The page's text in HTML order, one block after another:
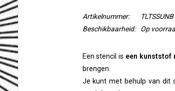
Artikelnummer:
TLTSSUNB
Beschikbaarheid:
Op
Een stencil is een kunststof
brengen.
Je kunt met behulp van dit